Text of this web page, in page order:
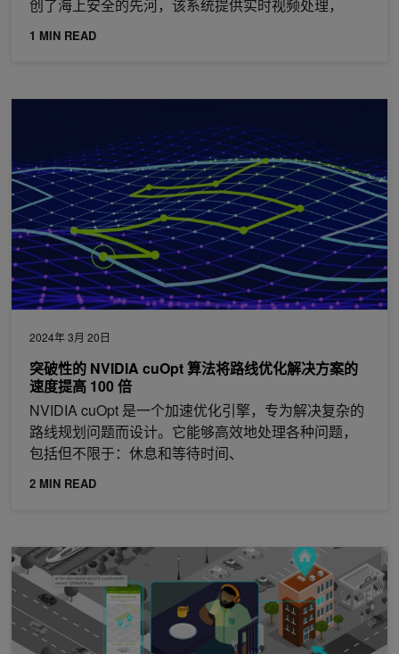
创了海上安全的先河，该系统提供实时视频处理，
1 MIN READ
2024年 3月 20日
突破性的 NVIDIA cuOpt 算法将路线优化解决方案的
速度提高 100 倍
NVIDIA cuOpt 是一个加速优化引擎，专为解决复杂的
路线规划问题而设计。它能够高效地处理各种问题，
包括但不限于：休息和等待时间、
2 MIN READ
体验 NVIDIA cuOpt 加速优化，提高运营效率